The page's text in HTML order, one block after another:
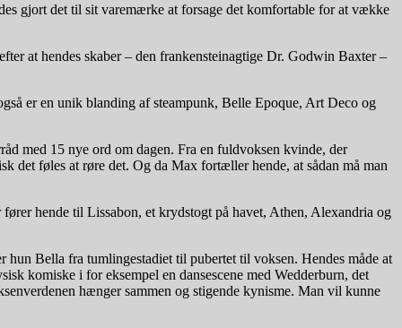
gjort det til sit varemærke at forsage det komfortable for at vække
at hendes skaber – den frankensteinagtige Dr. Godwin Baxter –
er en unik blanding af steampunk, Belle Epoque, Art Deco og
med 15 nye ord om dagen. Fra en fuldvoksen kvinde, der
det føles at røre det. Og da Max fortæller hende, at sådan må man
hende til Lissabon, et krydstogt på havet, Athen, Alexandria og
Bella fra tumlingestadiet til pubertet til voksen. Hendes måde at
komiske i for eksempel en dansescene med Wedderburn, det
hænger sammen og stigende kynisme. Man vil kunne